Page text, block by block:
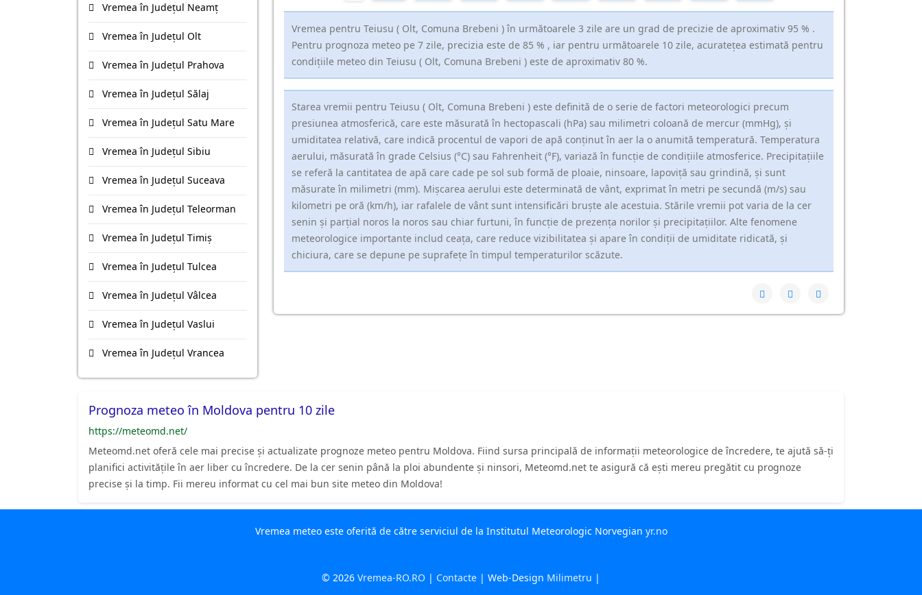
Vremea în Județul Neamţ
Vremea în Județul Olt
Vremea în Județul Prahova
Vremea în Județul Sălaj
Vremea în Județul Satu Mare
Vremea în Județul Sibiu
Vremea în Județul Suceava
Vremea în Județul Teleorman
Vremea în Județul Timiş
Vremea în Județul Tulcea
Vremea în Județul Vâlcea
Vremea în Județul Vaslui
Vremea în Județul Vrancea
Vremea pentru Teiusu ( Olt, Comuna Brebeni ) în următoarele 3 zile are un grad de precizie de aproximativ 95 % .
Pentru prognoza meteo pe 7 zile, precizia este de 85 % , iar pentru următoarele 10 zile, acuratețea estimată pentru
condițiile meteo din Teiusu ( Olt, Comuna Brebeni ) este de aproximativ 80 %.
Starea vremii pentru Teiusu ( Olt, Comuna Brebeni ) este definită de o serie de factori meteorologici precum
presiunea atmosferică, care este măsurată în hectopascali (hPa) sau milimetri coloană de mercur (mmHg), și
umiditatea relativă, care indică procentul de vapori de apă conținut în aer la o anumită temperatură. Temperatura
aerului, măsurată în grade Celsius (°C) sau Fahrenheit (°F), variază în funcție de condițiile atmosferice. Precipitațiile
se referă la cantitatea de apă care cade pe sol sub formă de ploaie, ninsoare, lapoviță sau grindină, și sunt
măsurate în milimetri (mm). Mișcarea aerului este determinată de vânt, exprimat în metri pe secundă (m/s) sau
kilometri pe oră (km/h), iar rafalele de vânt sunt intensificări bruște ale acestuia. Stările vremii pot varia de la cer
senin și parțial noros la noros sau chiar furtuni, în funcție de prezența norilor și precipitațiilor. Alte fenomene
meteorologice importante includ ceața, care reduce vizibilitatea și apare în condiții de umiditate ridicată, și
chiciura, care se depune pe suprafețe în timpul temperaturilor scăzute.
Prognoza meteo în Moldova pentru 10 zile
https://meteomd.net/
Meteomd.net oferă cele mai precise și actualizate prognoze meteo pentru Moldova. Fiind sursa principală de informații meteorologice de încredere, te ajută să-ți
planifici activitățile în aer liber cu încredere. De la cer senin până la ploi abundente și ninsori, Meteomd.net te asigură că ești mereu pregătit cu prognoze
precise și la timp. Fii mereu informat cu cel mai bun site meteo din Moldova!
Vremea meteo este oferită de către serviciul de la Institutul Meteorologic Norvegian yr.no
© 2026 Vremea-RO.RO | Contacte | Web-Design Milimetru |